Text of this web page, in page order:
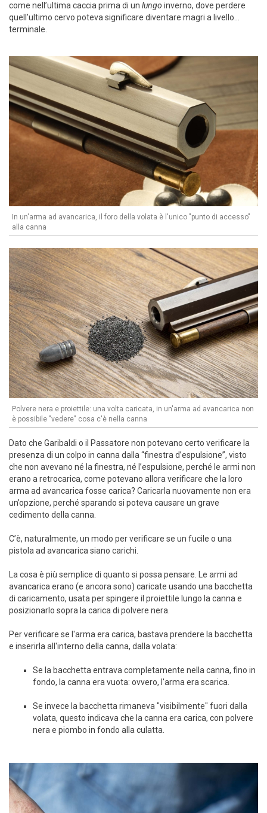
come nell’ultima caccia prima di un lungo inverno, dove perdere
quell’ultimo cervo poteva significare diventare magri a livello…
terminale.
In un'arma ad avancarica, il foro della volata è l'unico "punto di accesso"
alla canna
Polvere nera e proiettile: una volta caricata, in un'arma ad avancarica non
è possibile "vedere" cosa c'è nella canna
Dato che Garibaldi o il Passatore non potevano certo verificare la
presenza di un colpo in canna dalla “finestra d’espulsione”, visto
che non avevano né la finestra, né l’espulsione, perché le armi non
erano a retrocarica, come potevano allora verificare che la loro
arma ad avancarica fosse carica? Caricarla nuovamente non era
un’opzione, perché sparando si poteva causare un grave
cedimento della canna.
C’è, naturalmente, un modo per verificare se un fucile o una
pistola ad avancarica siano carichi.
La cosa è più semplice di quanto si possa pensare. Le armi ad
avancarica erano (e ancora sono) caricate usando una bacchetta
di caricamento, usata per spingere il proiettile lungo la canna e
posizionarlo sopra la carica di polvere nera.
Per verificare se l'arma era carica, bastava prendere la bacchetta
e inserirla all'interno della canna, dalla volata:
Se la bacchetta entrava completamente nella canna, fino in
fondo, la canna era vuota: ovvero, l'arma era scarica.
Se invece la bacchetta rimaneva "visibilmente" fuori dalla
volata, questo indicava che la canna era carica, con polvere
nera e piombo in fondo alla culatta.